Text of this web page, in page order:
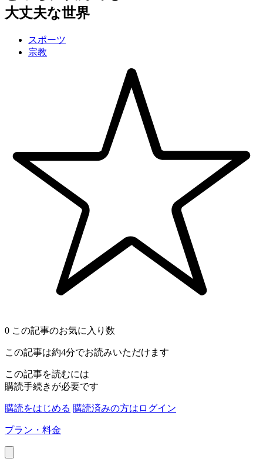
大丈夫な世界
スポーツ
宗教
0 この記事のお気に入り数
この記事は約4分でお読みいただけます
この記事を読むには
購読手続きが必要です
購読をはじめる 購読済みの方はログイン
プラン・料金